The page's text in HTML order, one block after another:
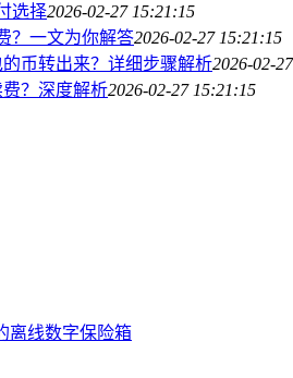
选择2026-02-27 15:21:15
？一文为你解答2026-02-27 15:21:15
币转出来？详细步骤解析2026-02-
费？深度解析2026-02-27 15:21:15
离线数字保险箱